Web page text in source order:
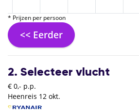
* Prijzen per persoon
<< Eerder
2. Selecteer vlucht
€ 0,- p.p.
Heenreis 12 okt.